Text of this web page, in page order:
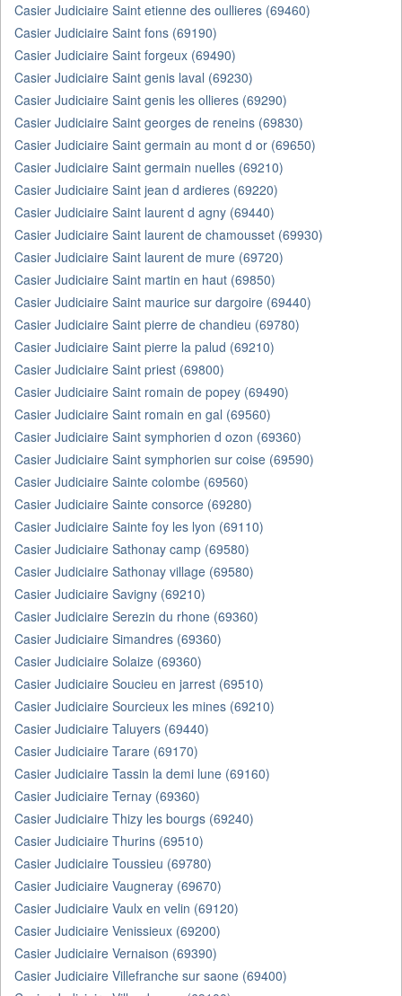
Casier Judiciaire Saint etienne des oullieres (69460)
Casier Judiciaire Saint fons (69190)
Casier Judiciaire Saint forgeux (69490)
Casier Judiciaire Saint genis laval (69230)
Casier Judiciaire Saint genis les ollieres (69290)
Casier Judiciaire Saint georges de reneins (69830)
Casier Judiciaire Saint germain au mont d or (69650)
Casier Judiciaire Saint germain nuelles (69210)
Casier Judiciaire Saint jean d ardieres (69220)
Casier Judiciaire Saint laurent d agny (69440)
Casier Judiciaire Saint laurent de chamousset (69930)
Casier Judiciaire Saint laurent de mure (69720)
Casier Judiciaire Saint martin en haut (69850)
Casier Judiciaire Saint maurice sur dargoire (69440)
Casier Judiciaire Saint pierre de chandieu (69780)
Casier Judiciaire Saint pierre la palud (69210)
Casier Judiciaire Saint priest (69800)
Casier Judiciaire Saint romain de popey (69490)
Casier Judiciaire Saint romain en gal (69560)
Casier Judiciaire Saint symphorien d ozon (69360)
Casier Judiciaire Saint symphorien sur coise (69590)
Casier Judiciaire Sainte colombe (69560)
Casier Judiciaire Sainte consorce (69280)
Casier Judiciaire Sainte foy les lyon (69110)
Casier Judiciaire Sathonay camp (69580)
Casier Judiciaire Sathonay village (69580)
Casier Judiciaire Savigny (69210)
Casier Judiciaire Serezin du rhone (69360)
Casier Judiciaire Simandres (69360)
Casier Judiciaire Solaize (69360)
Casier Judiciaire Soucieu en jarrest (69510)
Casier Judiciaire Sourcieux les mines (69210)
Casier Judiciaire Taluyers (69440)
Casier Judiciaire Tarare (69170)
Casier Judiciaire Tassin la demi lune (69160)
Casier Judiciaire Ternay (69360)
Casier Judiciaire Thizy les bourgs (69240)
Casier Judiciaire Thurins (69510)
Casier Judiciaire Toussieu (69780)
Casier Judiciaire Vaugneray (69670)
Casier Judiciaire Vaulx en velin (69120)
Casier Judiciaire Venissieux (69200)
Casier Judiciaire Vernaison (69390)
Casier Judiciaire Villefranche sur saone (69400)